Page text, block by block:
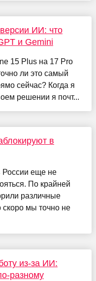
ИИ: что
и Gemini
15 Plus на 17 Pro
ли это самый
сейчас? Когда я
решении я почт...
в
России еще не
По крайней
различные
скоро мы точно не
из-за ИИ:
разному